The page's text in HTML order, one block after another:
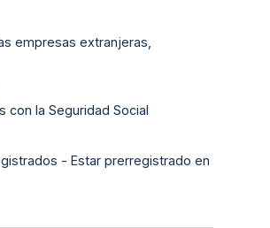
empresas extranjeras,
la Seguridad Social
- Estar prerregistrado en